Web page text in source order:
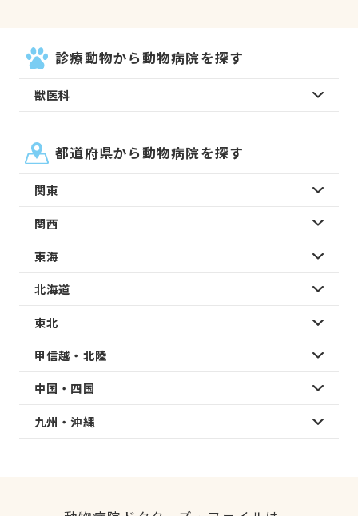
診療動物から動物病院を探す
獣医科
都道府県から動物病院を探す
関東
関西
東海
北海道
東北
甲信越・北陸
中国・四国
九州・沖縄